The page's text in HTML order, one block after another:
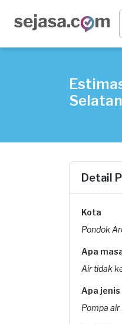
Detail
Kota
Pondok
Apa
Air tidak
Apa
Pompa